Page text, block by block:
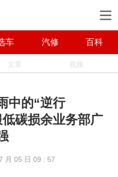
车 汽修 百科
文章 视频
中的“逆行
碳损余业务部广
月 05 日 09 : 57